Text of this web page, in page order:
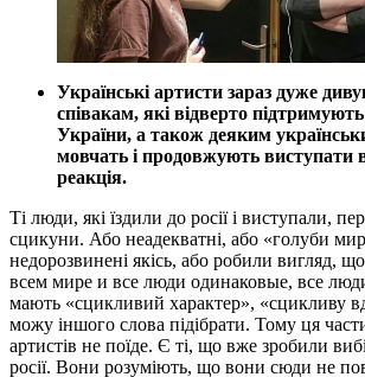
Українські артисти зараз дуже
співакам, які відверто підтримують
України, а також деяким
мовчать і продовжують виступати
реакція.
Ті люди, які їздили до росії і виступали,
сцикуни. Або неадекватні, або «голуби
недорозвинені якісь, або робили вигляд,
всем мире и все люди одинаковые, все
мають «сцикливий характер», «сцикливу
можу іншого слова підібрати. Тому ця
артистів не поїде. Є ті, що вже зробили
росії. Вони розуміють, що вони сюди не